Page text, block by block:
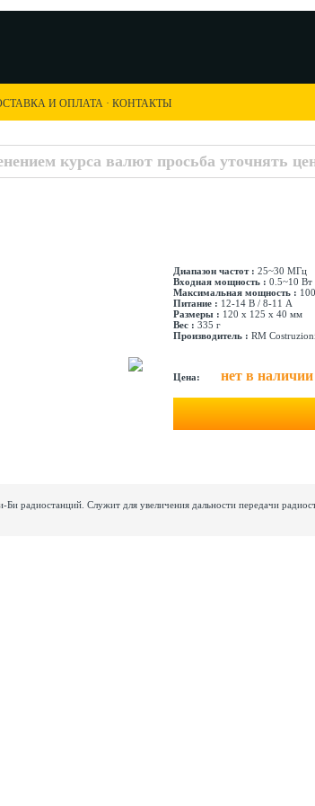
И ОПЛАТА · КОНТАКТЫ
курса валют просьба уточнять
Диапазон частот : 25~30 МГц
Входная мощность : 0.5~10 Вт
Максимальная мощность :
Питание : 12-14 В / 8-11 А
Размеры : 120 х 125 х 40 мм
Вес : 335 г
Производитель : RM
Цена: нет в наличии
Би радиостанций. Служит для увеличения дальности передачи